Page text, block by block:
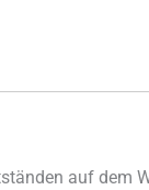
auf dem